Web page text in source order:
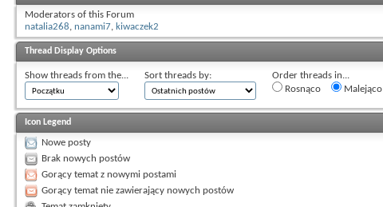
Moderators of this Forum
natalia268, nanami7, kiwaczek2
Thread Display Options
Show threads from the... Sort threads by:
Order threads in...
Rosnąco
Malejąco
Icon Legend
Nowe posty
Brak nowych postów
Gorący temat z nowymi postami
Gorący temat nie zawierający nowych postów